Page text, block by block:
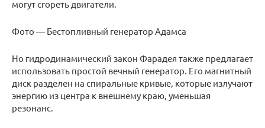
могут сгореть двигатели.
Фото — Бестопливный генератор Адамса
Но гидродинамический закон Фарадея также предлагает
использовать простой вечный генератор. Его магнитный
диск разделен на спиральные кривые, которые излучают
энергию из центра к внешнему краю, уменьшая
резонанс.